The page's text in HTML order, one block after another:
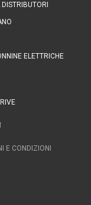
DISTRIBUTORI
ELETTRICHE
E CONDIZIONI